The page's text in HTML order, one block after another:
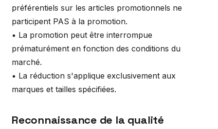
préférentiels sur les articles promotionnels ne
participent PAS à la promotion.
• La promotion peut être interrompue
prématurément en fonction des conditions du
marché.
• La réduction s'applique exclusivement aux
marques et tailles spécifiées.
Reconnaissance de la qualité